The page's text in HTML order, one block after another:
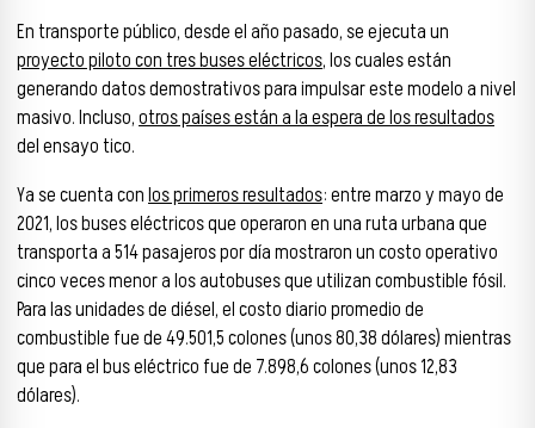
En transporte público, desde el año pasado, se ejecuta un
proyecto piloto con tres buses eléctricos, los cuales están
generando datos demostrativos para impulsar este modelo a nivel
masivo. Incluso,otros países están a la espera de los resultados
del ensayo tico.
Ya se cuenta conlos primeros resultados: entre marzo y mayo de
2021, los buses eléctricos que operaron en una ruta urbana que
transporta a 514 pasajeros por día mostraron un costo operativo
cinco veces menor a los autobuses que utilizan combustible fósil.
Para las unidades de diésel, el costo diario promedio de
combustible fue de 49.501,5 colones (unos 80,38 dólares) mientras
que para el bus eléctrico fue de 7.898,6 colones (unos 12,83
dólares).